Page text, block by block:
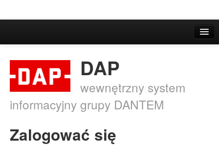
DAP
wewnętrzny system
informacyjny grupy DANTEM
Zalogować się